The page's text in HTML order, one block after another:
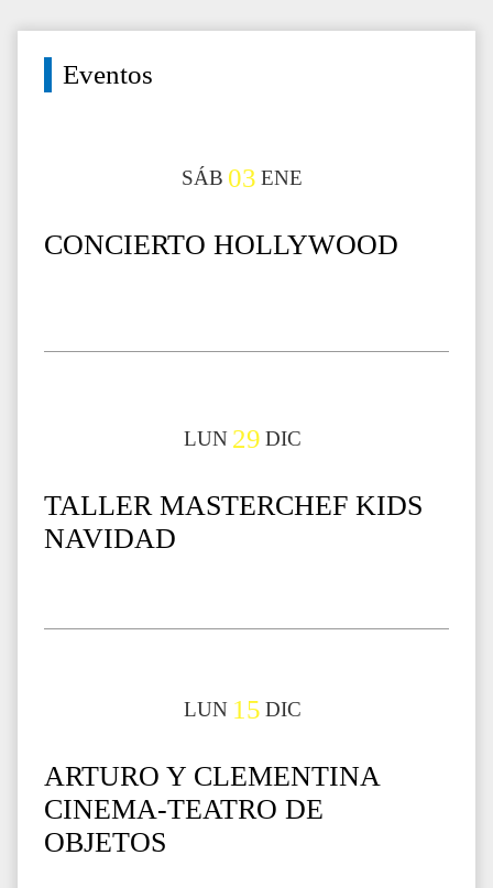
Eventos
SÁB 03 ENE
CONCIERTO HOLLYWOOD
LUN 29 DIC
TALLER MASTERCHEF KIDS
NAVIDAD
LUN 15 DIC
ARTURO Y CLEMENTINA
CINEMA-TEATRO DE
OBJETOS